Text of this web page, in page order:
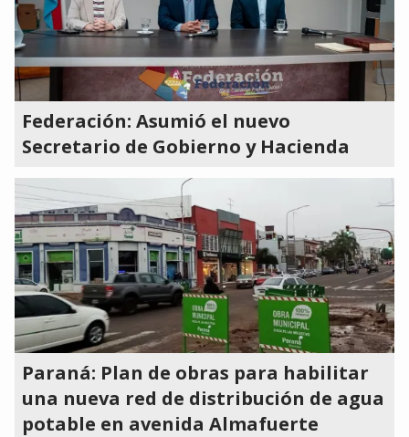
Federación: Asumió el nuevo
Secretario de Gobierno y Hacienda
Paraná: Plan de obras para habilitar
una nueva red de distribución de agua
potable en avenida Almafuerte